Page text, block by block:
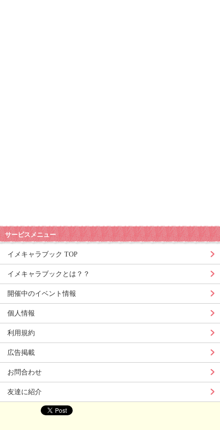
サービスメニュー
イメキャラブック TOP
イメキャラブックとは？？
開催中のイベント情報
個人情報
利用規約
広告掲載
お問合わせ
友達に紹介